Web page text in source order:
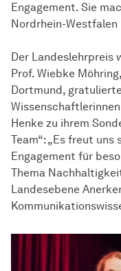
Engagement. Sie
Nordrhein-Westfalen
Der Landeslehrpreis
Prof. Wiebke
Dortmund,
Wissenschaftlerinnen
Henke zu ihrem
Team“: „Es freut uns
Engagement für
Thema
Landesebene